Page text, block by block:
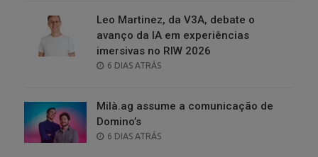
Leo Martinez, da V3A, debate o
avanço da IA em experiências
imersivas no RIW 2026
POSTED
6 DIAS ATRÁS
Milà.ag assume a comunicação de
Domino’s
POSTED
6 DIAS ATRÁS